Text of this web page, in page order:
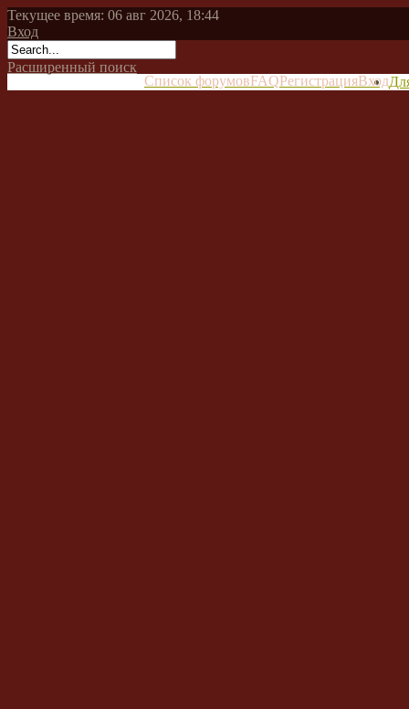
Текущее время: 06 авг 2026, 18:44
Вход
Расширенный поиск
Список форумовFAQРегистрацияВход